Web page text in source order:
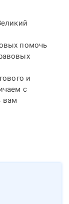
помочь
и
с
вам